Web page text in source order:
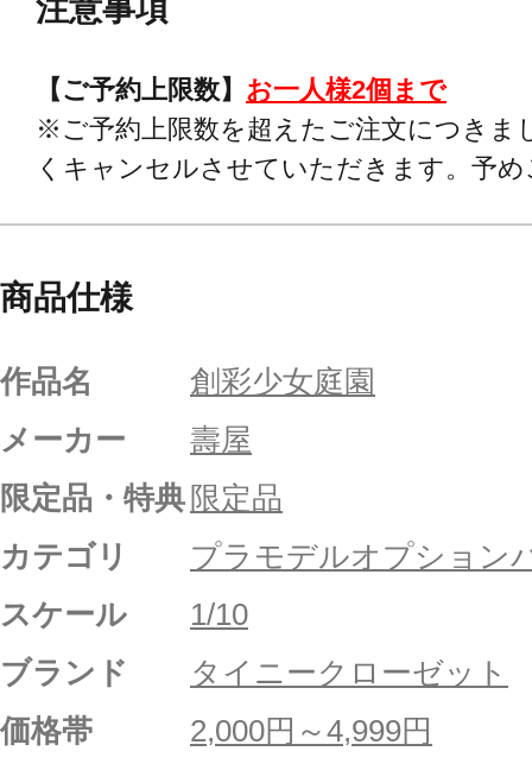
注意事項
【ご予約上限数】 お一人様2個まで
※ご予約上限数を超えたご注文につきま
くキャンセルさせていただきます。予
商品仕様
作品名
創彩少女庭園
メーカー
壽屋
限定品・特典 限定品
カテゴリ
プラモデルオプション
スケール
1/10
ブランド
タイニークローゼット
価格帯
2,000円～4,999円